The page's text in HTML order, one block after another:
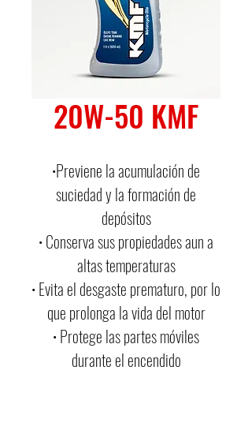
20W-50 KMF
•Previene la acumulación de
suciedad y la formación de
depósitos
• Conserva sus propiedades aun a
altas temperaturas
• Evita el desgaste prematuro, por lo
que prolonga la vida del motor
• Protege las partes móviles
durante el encendido